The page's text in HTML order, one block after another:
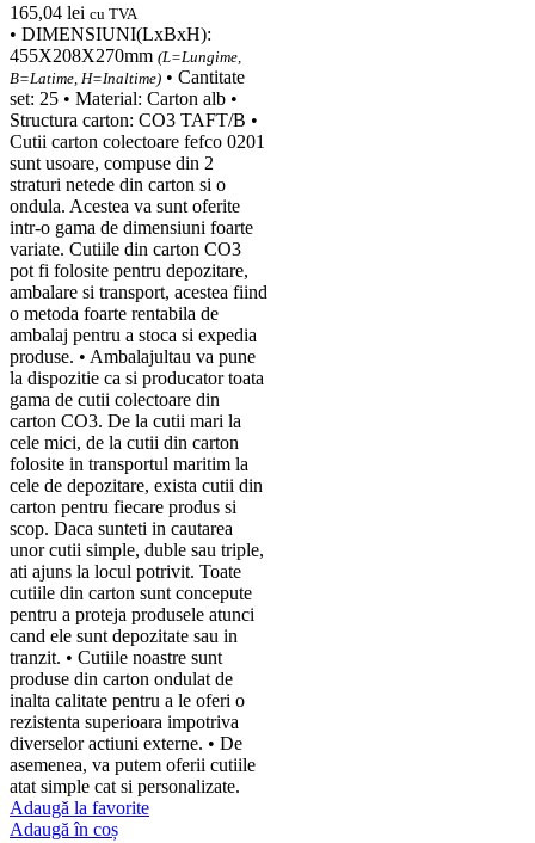
165,04 lei cu TVA
• DIMENSIUNI(LxBxH):
455X208X270mm (L=Lungime,
B=Latime, H=Inaltime) • Cantitate
set: 25 • Material: Carton alb •
Structura carton: CO3 TAFT/B •
Cutii carton colectoare fefco 0201
sunt usoare, compuse din 2
straturi netede din carton si o
ondula. Acestea va sunt oferite
intr-o gama de dimensiuni foarte
variate. Cutiile din carton CO3
pot fi folosite pentru depozitare,
ambalare si transport, acestea fiind
o metoda foarte rentabila de
ambalaj pentru a stoca si expedia
produse. • Ambalajultau va pune
la dispozitie ca si producator toata
gama de cutii colectoare din
carton CO3. De la cutii mari la
cele mici, de la cutii din carton
folosite in transportul maritim la
cele de depozitare, exista cutii din
carton pentru fiecare produs si
scop. Daca sunteti in cautarea
unor cutii simple, duble sau triple,
ati ajuns la locul potrivit. Toate
cutiile din carton sunt concepute
pentru a proteja produsele atunci
cand ele sunt depozitate sau in
tranzit. • Cutiile noastre sunt
produse din carton ondulat de
inalta calitate pentru a le oferi o
rezistenta superioara impotriva
diverselor actiuni externe. • De
asemenea, va putem oferii cutiile
atat simple cat si personalizate.
Adaugă la favorite
Adaugă în coș